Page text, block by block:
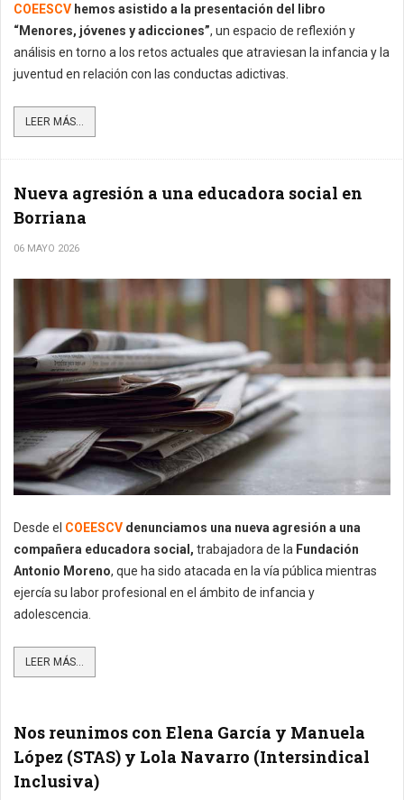
COEESCV hemos asistido a la presentación del libro
“Menores, jóvenes y adicciones”, un espacio de reflexión y
análisis en torno a los retos actuales que atraviesan la infancia y la
juventud en relación con las conductas adictivas.
LEER MÁS...
Nueva agresión a una educadora social en
Borriana
06 MAYO 2026
Desde el COEESCV denunciamos una nueva agresión a una
compañera educadora social, trabajadora de la Fundación
Antonio Moreno, que ha sido atacada en la vía pública mientras
ejercía su labor profesional en el ámbito de infancia y
adolescencia.
LEER MÁS...
Nos reunimos con Elena García y Manuela
López (STAS) y Lola Navarro (Intersindical
Inclusiva)